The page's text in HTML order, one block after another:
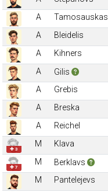
A
Tamosauskas
A
Bleidelis
A
Kihners
A
Gilis
A
Grebis
A
Breska
A
Reichel
✚ 3
M Klava
✚ 7
M Berklavs
M
Pantelejevs